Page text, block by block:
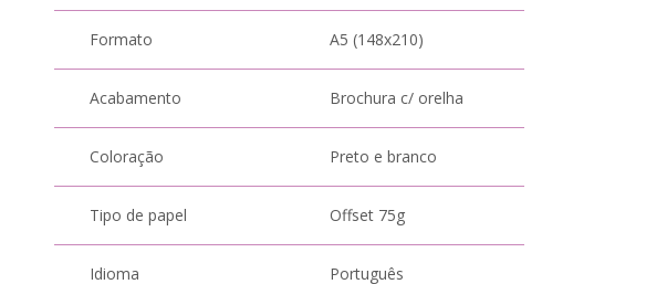
Formato A5 (148x210)
Acabamento Brochura c/ orelha
Coloração Preto e branco
Tipo de papel Offset 75g
Idioma Português